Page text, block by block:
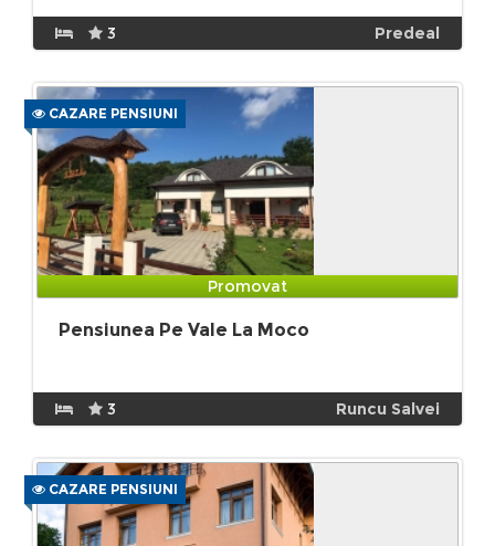
3 Predeal
CAZARE PENSIUNI
Promovat
Pensiunea Pe Vale La Moco
3 Runcu Salvei
CAZARE PENSIUNI